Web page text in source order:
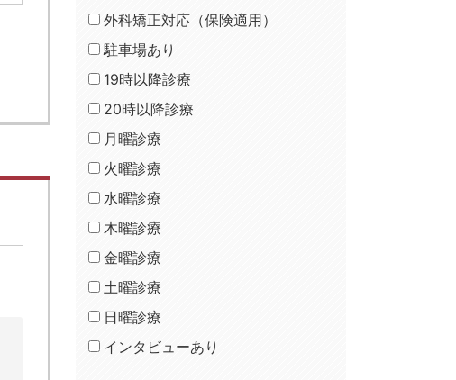
外科矯正対応（保険適用）
駐車場あり
19時以降診療
20時以降診療
月曜診療
火曜診療
水曜診療
木曜診療
金曜診療
土曜診療
日曜診療
インタビューあり